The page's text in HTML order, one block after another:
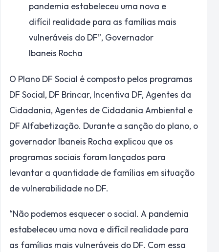
pandemia estabeleceu uma nova e
difícil realidade para as famílias mais
vulneráveis do DF”, Governador
Ibaneis Rocha
O Plano DF Social é composto pelos programas
DF Social, DF Brincar, Incentiva DF, Agentes da
Cidadania, Agentes de Cidadania Ambiental e
DF Alfabetização. Durante a sanção do plano, o
governador Ibaneis Rocha explicou que os
programas sociais foram lançados para
levantar a quantidade de famílias em situação
de vulnerabilidade no DF.
“Não podemos esquecer o social. A pandemia
estabeleceu uma nova e difícil realidade para
as famílias mais vulneráveis do DF. Com essa